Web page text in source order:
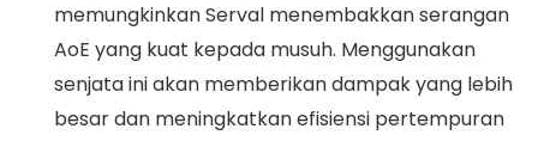
memungkinkan Serval menembakkan serangan
AoE yang kuat kepada musuh. Menggunakan
senjata ini akan memberikan dampak yang lebih
besar dan meningkatkan efisiensi pertempuran